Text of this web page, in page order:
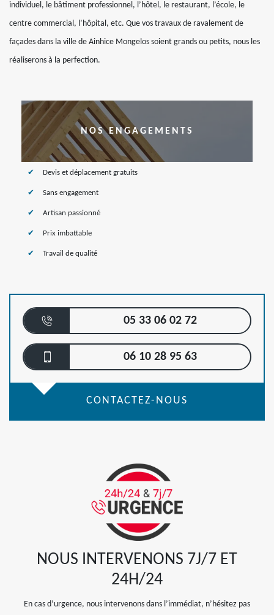
individuel, le bâtiment professionnel, l’hôtel, le restaurant, l’école, le
centre commercial, l’hôpital, etc. Que vos travaux de ravalement de
façades dans la ville de Ainhice Mongelos soient grands ou petits, nous les
réaliserons à la perfection.
NOS ENGAGEMENTS
Devis et déplacement gratuits
Sans engagement
Artisan passionné
Prix imbattable
Travail de qualité
05 33 06 02 72
06 10 28 95 63
CONTACTEZ-NOUS
NOUS INTERVENONS 7J/7 ET
24H/24
En cas d’urgence, nous intervenons dans l’immédiat, n’hésitez pas